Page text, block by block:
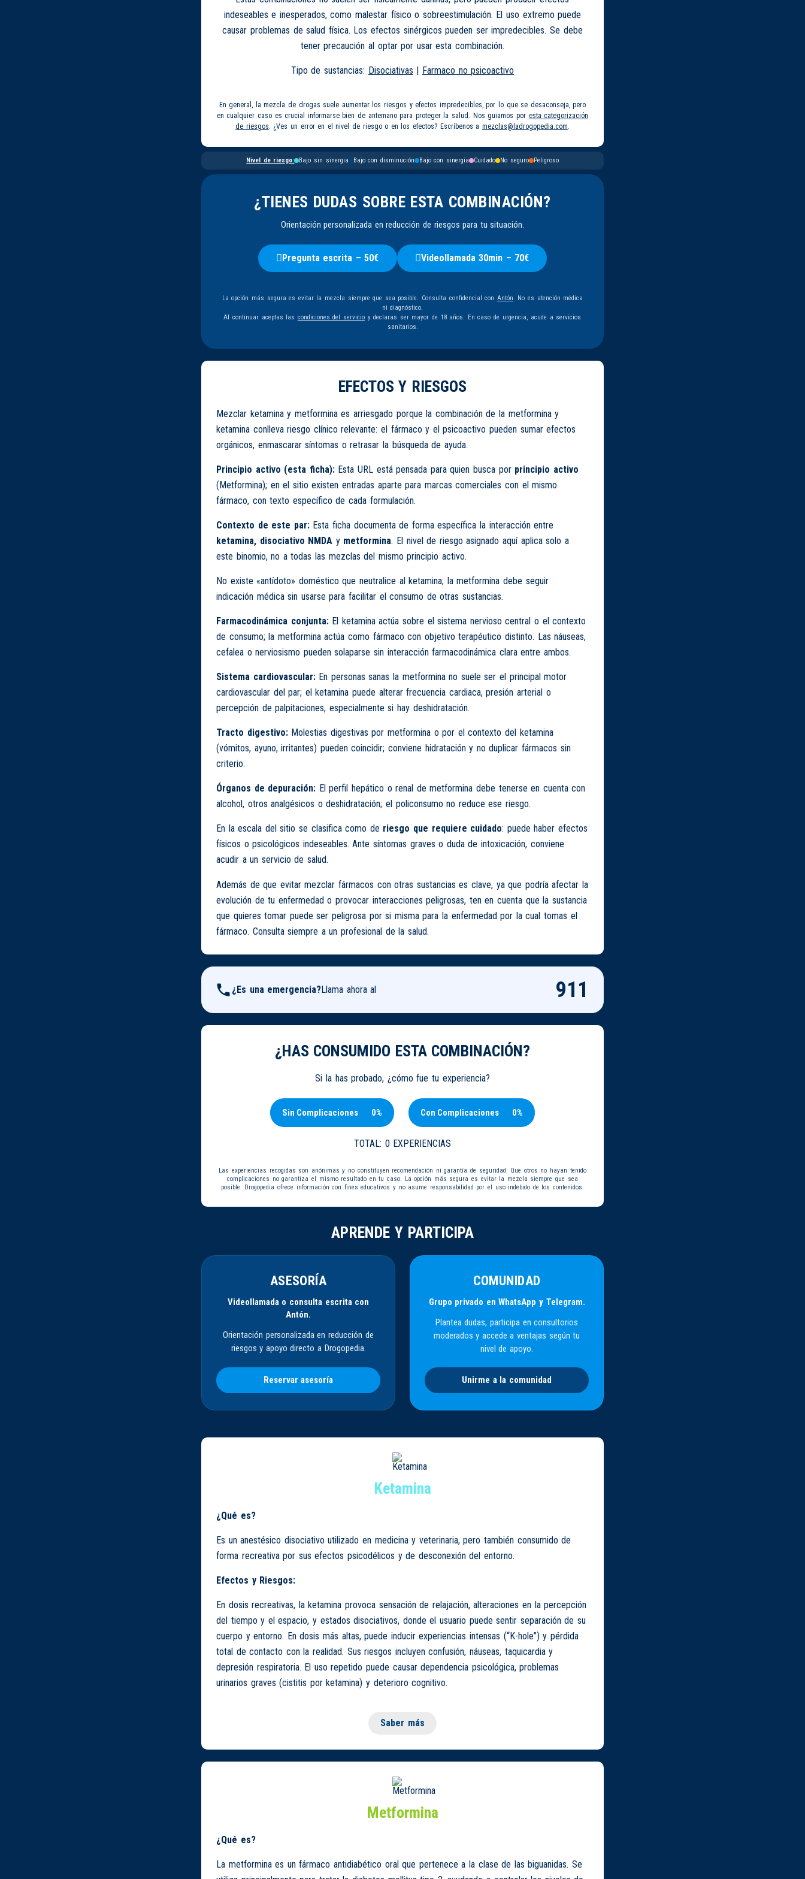
indeseables e inesperados, como malestar físico o sobreestimulación. El uso extremo puede
causar problemas de salud física. Los efectos sinérgicos pueden ser impredecibles. Se debe
tener precaución al optar por usar esta combinación.
Tipo de sustancias: Disociativas | Farmaco no psicoactivo
En general, la mezcla de drogas suele aumentar los riesgos y efectos impredecibles, por lo que se desaconseja, pero
en cualquier caso es crucial informarse bien de antemano para proteger la salud. Nos guiamos por esta categorización
de riesgos. ¿Ves un error en el nivel de riesgo o en los efectos? Escríbenos a mezclas@ladrogopedia.com.
Nivel de riesgo: Bajo sin sinergia Bajo con disminución Bajo con sinergia Cuidado No seguro Peligroso
¿TIENES DUDAS SOBRE ESTA COMBINACIÓN?
Orientación personalizada en reducción de riesgos para tu situación.
Pregunta escrita – 50€ Videollamada 30min – 70€
La opción más segura es evitar la mezcla siempre que sea posible. Consulta confidencial con Antón. No es atención médica
ni diagnóstico.
Al continuar aceptas las condiciones del servicio y declaras ser mayor de 18 años. En caso de urgencia, acude a servicios
sanitarios.
EFECTOS Y RIESGOS
Mezclar ketamina y metformina es arriesgado porque la combinación de la metformina y
ketamina conlleva riesgo clínico relevante: el fármaco y el psicoactivo pueden sumar efectos
orgánicos, enmascarar síntomas o retrasar la búsqueda de ayuda.
Principio activo (esta ficha):Esta URL está pensada para quien busca por principio activo
(Metformina); en el sitio existen entradas aparte para marcas comerciales con el mismo
fármaco, con texto específico de cada formulación.
Contexto de este par:Esta ficha documenta de forma específica la interacción entre
ketamina, disociativo NMDA y metformina. El nivel de riesgo asignado aquí aplica solo a
este binomio, no a todas las mezclas del mismo principio activo.
No existe «antídoto» doméstico que neutralice al ketamina; la metformina debe seguir
indicación médica sin usarse para facilitar el consumo de otras sustancias.
Farmacodinámica conjunta:El ketamina actúa sobre el sistema nervioso central o el contexto
de consumo; la metformina actúa como fármaco con objetivo terapéutico distinto. Las náuseas,
cefalea o nerviosismo pueden solaparse sin interacción farmacodinámica clara entre ambos.
Sistema cardiovascular:En personas sanas la metformina no suele ser el principal motor
cardiovascular del par; el ketamina puede alterar frecuencia cardiaca, presión arterial o
percepción de palpitaciones, especialmente si hay deshidratación.
Tracto digestivo:Molestias digestivas por metformina o por el contexto del ketamina
(vómitos, ayuno, irritantes) pueden coincidir; conviene hidratación y no duplicar fármacos sin
criterio.
Órganos de depuración: El perfil hepático o renal de metformina debe tenerse en cuenta con
alcohol, otros analgésicos o deshidratación; el policonsumo no reduce ese riesgo.
En la escala del sitio se clasifica como de riesgo que requiere cuidado: puede haber efectos
físicos o psicológicos indeseables. Ante síntomas graves o duda de intoxicación, conviene
acudir a un servicio de salud.
Además de que evitar mezclar fármacos con otras sustancias es clave, ya que podría afectar la
evolución de tu enfermedad o provocar interacciones peligrosas, ten en cuenta que la sustancia
que quieres tomar puede ser peligrosa por si misma para la enfermedad por la cual tomas el
fármaco. Consulta siempre a un profesional de la salud.
¿Es una emergencia?Llama ahora al 911
¿HAS CONSUMIDO ESTA COMBINACIÓN?
Si la has probado, ¿cómo fue tu experiencia?
Sin Complicaciones 0% Con Complicaciones 0%
TOTAL: 0 EXPERIENCIAS
Las experiencias recogidas son anónimas y no constituyen recomendación ni garantía de seguridad. Que otros no hayan tenido
complicaciones no garantiza el mismo resultado en tu caso. La opción más segura es evitar la mezcla siempre que sea
posible. Drogopedia ofrece información con fines educativos y no asume responsabilidad por el uso indebido de los contenidos.
APRENDE Y PARTICIPA
ASESORÍA
Videollamada o consulta escrita con
Antón.
Orientación personalizada en reducción de
riesgos y apoyo directo a Drogopedia.
Reservar asesoría
COMUNIDAD
Grupo privado en WhatsApp y Telegram.
Plantea dudas, participa en consultorios
moderados y accede a ventajas según tu
nivel de apoyo.
Unirme a la comunidad
Ketamina
¿Qué es?
Es un anestésico disociativo utilizado en medicina y veterinaria, pero también consumido de
forma recreativa por sus efectos psicodélicos y de desconexión del entorno.
Efectos y Riesgos:
En dosis recreativas, la ketamina provoca sensación de relajación, alteraciones en la percepción
del tiempo y el espacio, y estados disociativos, donde el usuario puede sentir separación de su
cuerpo y entorno. En dosis más altas, puede inducir experiencias intensas (“K-hole”) y pérdida
total de contacto con la realidad. Sus riesgos incluyen confusión, náuseas, taquicardia y
depresión respiratoria. El uso repetido puede causar dependencia psicológica, problemas
urinarios graves (cistitis por ketamina) y deterioro cognitivo.
Saber más
Metformina
¿Qué es?
La metformina es un fármaco antidiabético oral que pertenece a la clase de las biguanidas. Se